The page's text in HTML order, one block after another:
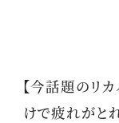
【今話題のリ
けで疲れがと